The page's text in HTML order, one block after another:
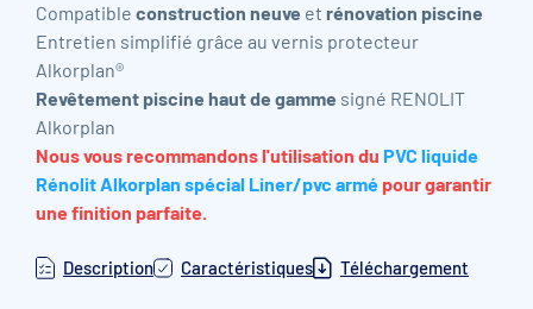
Compatible construction neuve et rénovation piscine
Entretien simplifié grâce au vernis protecteur
Alkorplan®
Revêtement piscine haut de gamme signé RENOLIT
Alkorplan
Nous vous recommandons l'utilisation du PVC liquide
Rénolit Alkorplan spécial Liner/pvc armé pour garantir
une finition parfaite.
Description Caractéristiques Téléchargement